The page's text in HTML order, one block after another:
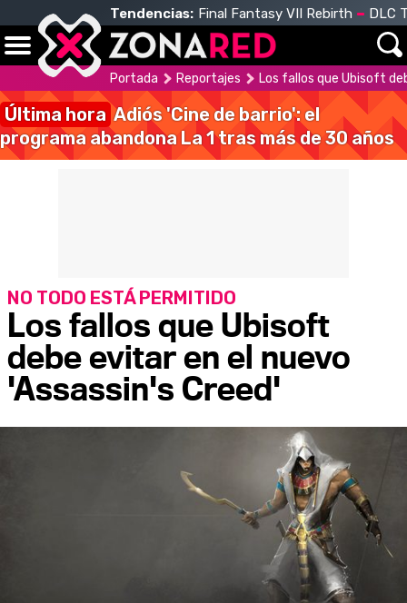
Tendencias: Final Fantasy VII Rebirth DLC
Portada Reportajes Los fallos que Ubisoft
Última hora Adiós 'Cine de barrio': el
programa abandona La 1 tras más de 30 años
Los fallos que Ubisoft
debe evitar en el nuevo
'Assassin's Creed'
NO TODO ESTÁ PERMITIDO